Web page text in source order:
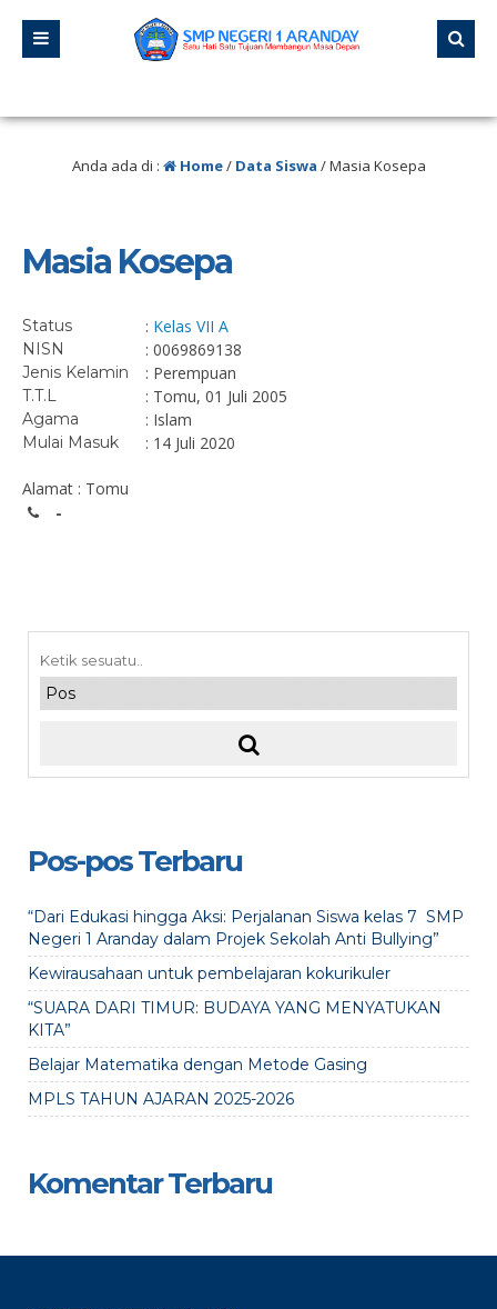
Anda ada di : Home/ Data Siswa /Masia Kosepa
Masia Kosepa
Status : Kelas VII A
NISN : 0069869138
Jenis Kelamin : Perempuan
T.T.L : Tomu, 01 Juli 2005
Agama : Islam
Mulai Masuk : 14 Juli 2020
Alamat : Tomu
-
Pos-pos Terbaru
“Dari Edukasi hingga Aksi: Perjalanan Siswa kelas 7 SMP
Negeri 1 Aranday dalam Projek Sekolah Anti Bullying”
Kewirausahaan untuk pembelajaran kokurikuler
“SUARA DARI TIMUR: BUDAYA YANG MENYATUKAN
KITA”
Belajar Matematika dengan Metode Gasing
MPLS TAHUN AJARAN 2025-2026
Komentar Terbaru